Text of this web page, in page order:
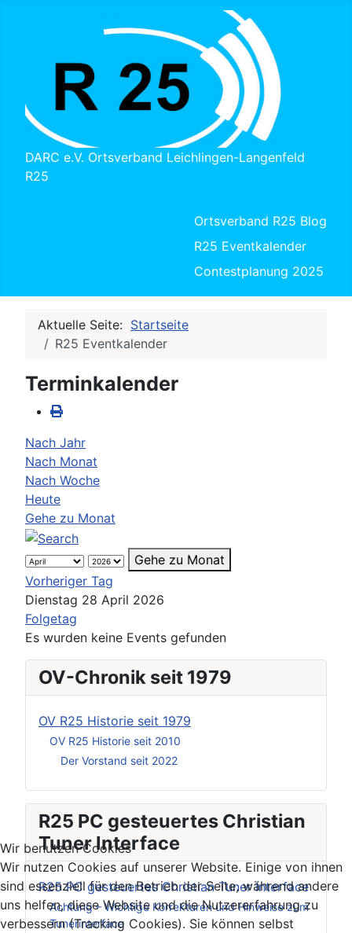
DARC e.V. Ortsverband Leichlingen-Langenfeld
R25
Ortsverband R25 Blog
R25 Eventkalender
Contestplanung 2025
OV-Chronik seit 1979
OV R25 Historie seit 1979
OV R25 Historie seit 2010
Der Vorstand seit 2022
R25 PC gesteuertes Christian
Tuner Interface
R25 PC gesteuertes Christian Tuner Interface
Achtung – Wichtige Korrekturen und Hinweise zum
Tunerinterface
Aktuelle Seite: Startseite
R25 Eventkalender
Terminkalender
Nach Jahr
Nach Monat
Nach Woche
Heute
Gehe zu Monat
Gehe zu Monat
Vorheriger Tag
Dienstag 28 April 2026
Folgetag
Es wurden keine Events gefunden
Wir benutzen Cookies
Wir nutzen Cookies auf unserer Website. Einige von ihnen
sind essenziell für den Betrieb der Seite, während andere
uns helfen, diese Website und die Nutzererfahrung zu
verbessern (Tracking Cookies). Sie können selbst